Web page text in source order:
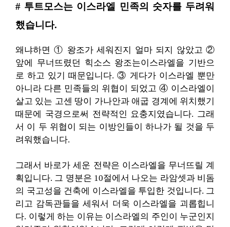
# 투트모스는 이스라엘 민족의 숫자를 두려워
했습니다.
왜냐하면 ① 왕조가 세워진지 얼마 되지 않았고 ②
앞에 무너뜨렸던 힉소스 왕조는이스라엘을 기반으
로 하고 있기 때문입니다. ③ 게다가 이스라엘 뿐만
아니라 다른 민족들의 위협이 되었고 ④ 이스라엘이
살고 있는 고센 땅이 가나안과 애굽 경계에 위치했기
때문에 국경으로써 전략적인 요충지였습니다. 그래
서 이 두 위협이 되는 이방인들이 하나가 될 것을 두
려워했습니다.
그래서 바로가 세운 전략은 이스라엘을 무너뜨릴 계
획입니다. 그 명분은 10절에서 나오는 라암셋과 비돔
의 국고성을 건축에 이스라엘을 투입한 것입니다. 그
리고 감독관들을 세워서 더욱 이스라엘을 괴롭힙니
다. 이렇게 하는 이유는 이스라엘의 주인이 누군인지